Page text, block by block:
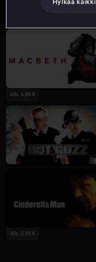
Alk. 4,99 €
Alk. 3,99 €
Hylkää kaikki